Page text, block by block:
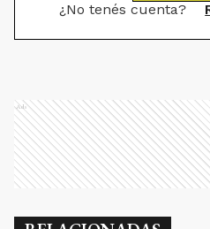
¿No tenés cuenta?
Ads